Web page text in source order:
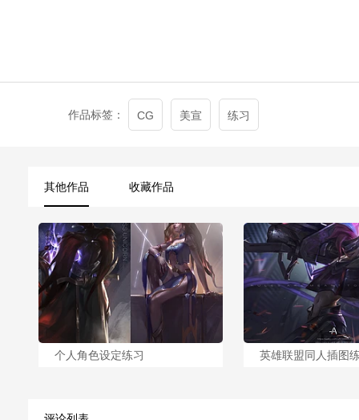
作品标签： CG 美宣 练习
其他作品 收藏作品
个人角色设定练习 英雄联盟同人插图